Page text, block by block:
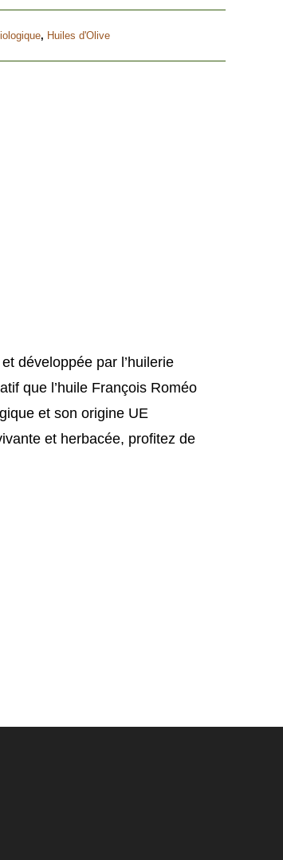
, Huiles d'Olive
développée par l’huilerie
que l’huile François Roméo
et son origine UE
et herbacée, profitez de